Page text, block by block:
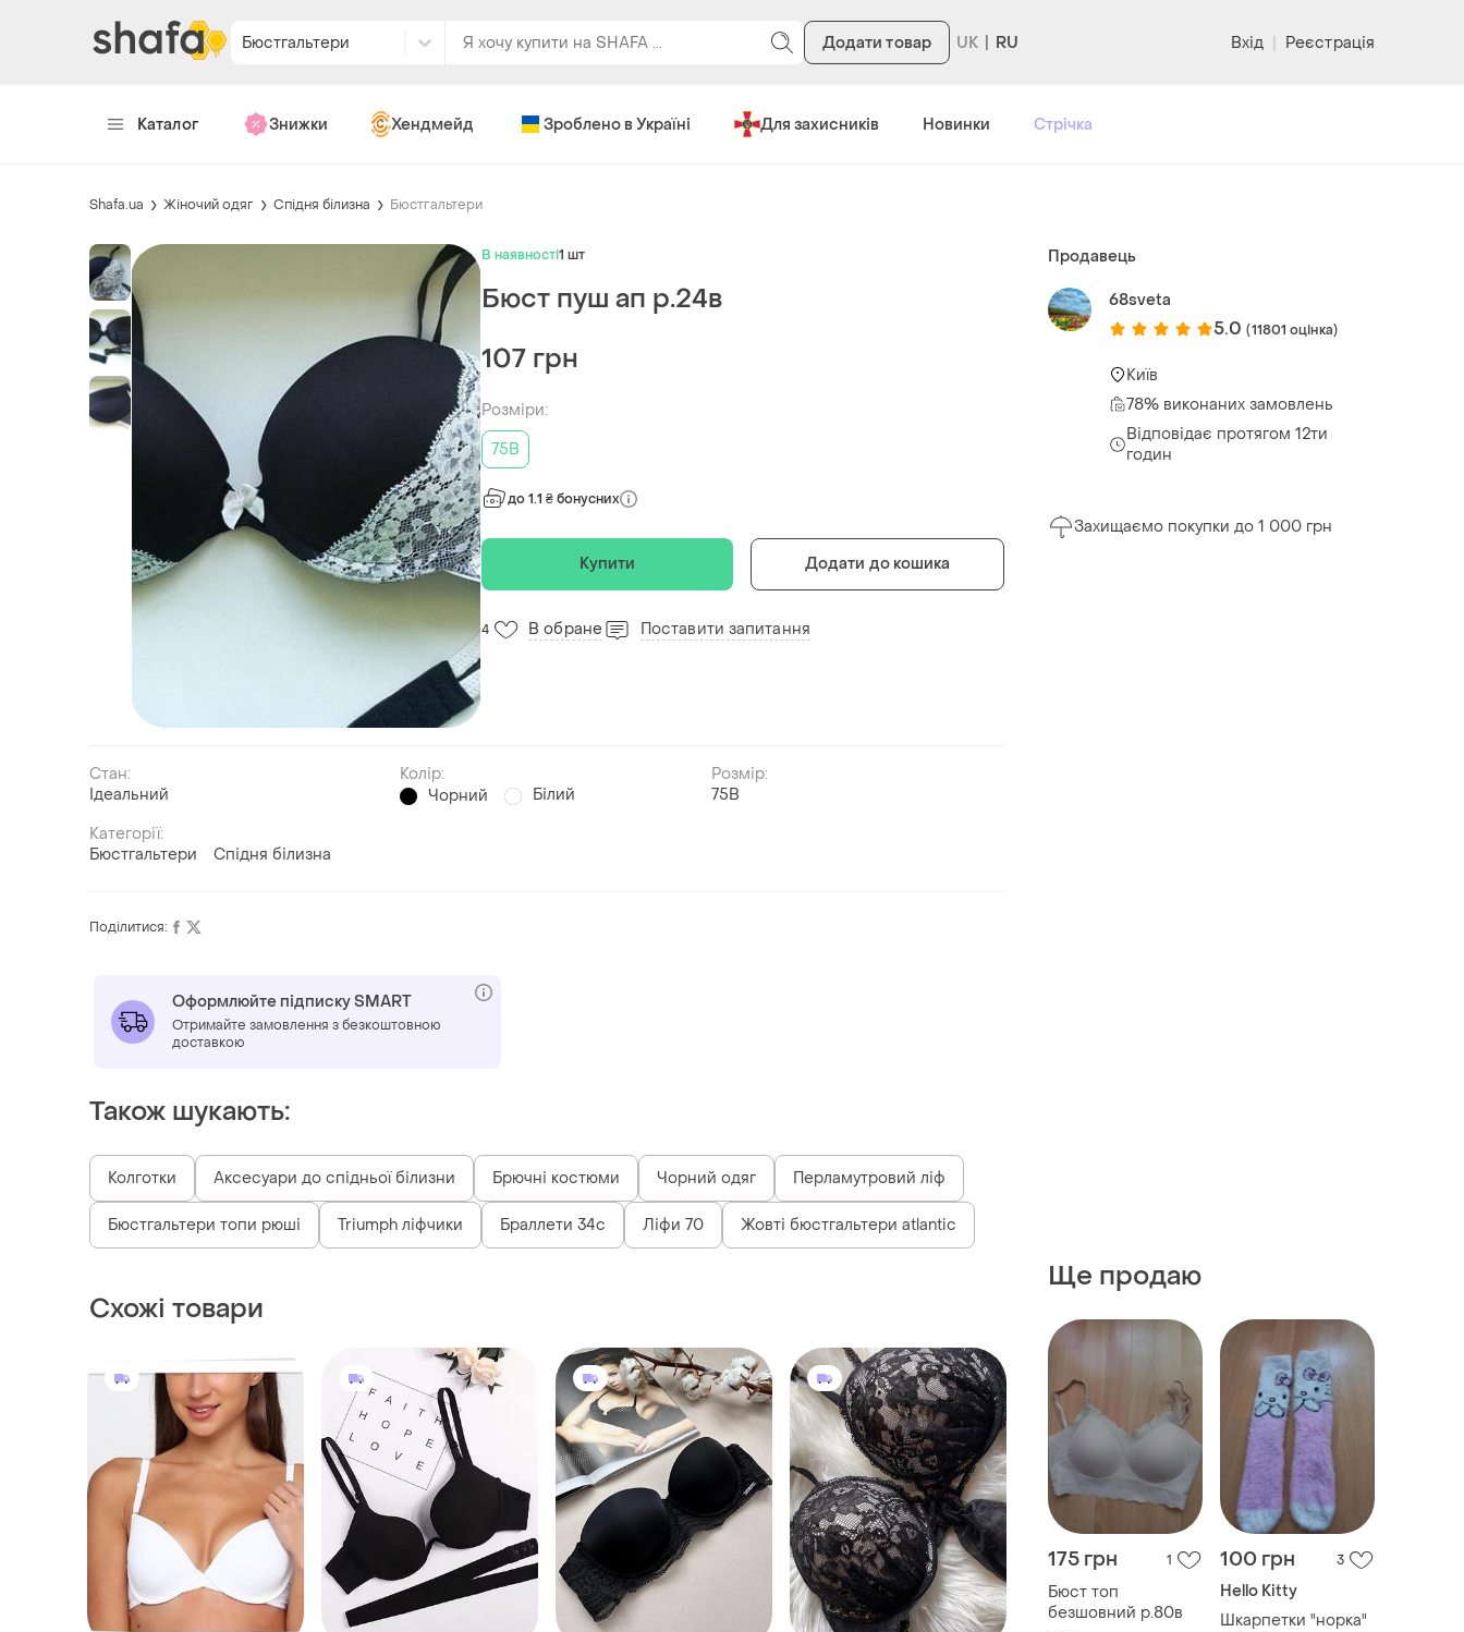
Бюстгальтери Додати товар RU Вхід | Реєстрація
Каталог Знижки Хендмейд Зроблено в Україні Для захисників Новинки Стрічка
Shafa.ua Жіночий одяг Спідня білизна Бюстгальтери
В наявності1 шт
Бюст пуш ап р.24в
107 грн
Розміри:
75B
до 1.1 ₴ бонусних
Купити Додати до кошика
4 В обране Поставити запитання
Стан:
Ідеальний
Колір:
Чорний
Білий
Розмір:
75B
Категорії:
Бюстгальтери
Спідня білизна
Продавець
68sveta
5.0 (11801 оцінка)
Київ
78% виконаних замовлень
Відповідає протягом 12ти
годин
Захищаємо покупки до 1 000 грн
Ще продаю
175 грн 1
Бюст топ
безшовний р.80в
100 грн 3
Hello Kitty
Шкарпетки "норка"
Поділитися:
Оформлюйте підписку SMART
Отримайте замовлення з безкоштовною
доставкою
Також шукають:
Колготки Аксесуари до спідньої білизни Брючні костюми Чорний одяг Перламутровий ліф
Бюстгальтери топи рюші Triumph ліфчики Браллети 34с Ліфи 70 Жовті бюстгальтери atlantic
Схожі товари